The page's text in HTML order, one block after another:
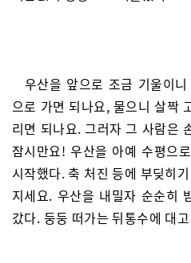
우산을 앞으로 조금 기울이
으로 가면 되나요, 물으니 살짝
리면 되나요. 그러자 그 사람은
잠시만요! 우산을 아예 수평으
시작했다. 축 처진 등에 부딪히
지세요. 우산을 내밀자 순순히
갔다. 둥둥 떠가는 뒤통수에 대